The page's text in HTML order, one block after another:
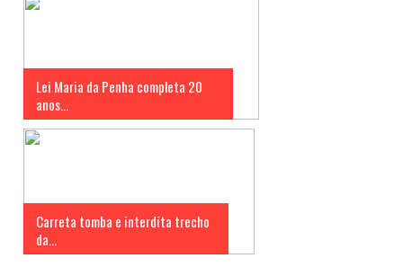
Lei Maria da Penha completa 20
anos...
Carreta tomba e interdita trecho
da...